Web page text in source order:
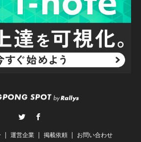
運営企業 掲載依頼 お問い合わせ